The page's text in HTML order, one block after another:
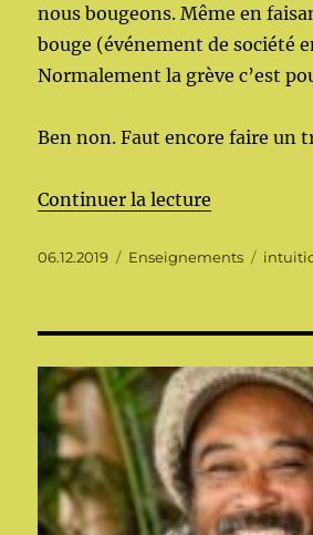
nous bougeons. Même en
bouge (événement de société
Normalement la grève c’est
Ben non. Faut encore faire un
Continuer la lecture
Publié
06.12.2019 Catégories
Enseignements